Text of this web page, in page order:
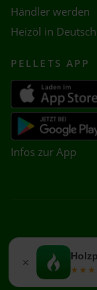
×
Händler werden
Heizöl in
PELLETS APP
Infos zur App